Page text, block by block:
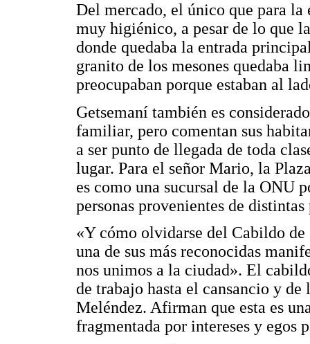
Del mercado, el único que para la
muy higiénico, a pesar de lo que
donde quedaba la entrada
granito de los mesones quedaba
preocupaban porque estaban al
Getsemaní también es
familiar, pero comentan sus
a ser punto de llegada de toda
lugar. Para el señor Mario, la
es como una sucursal de la ONU
personas provenientes de
«Y cómo olvidarse del Cabildo de
una de sus más reconocidas
nos unimos a la ciudad». El
de trabajo hasta el cansancio y
Meléndez. Afirman que esta es
fragmentada por intereses y egos